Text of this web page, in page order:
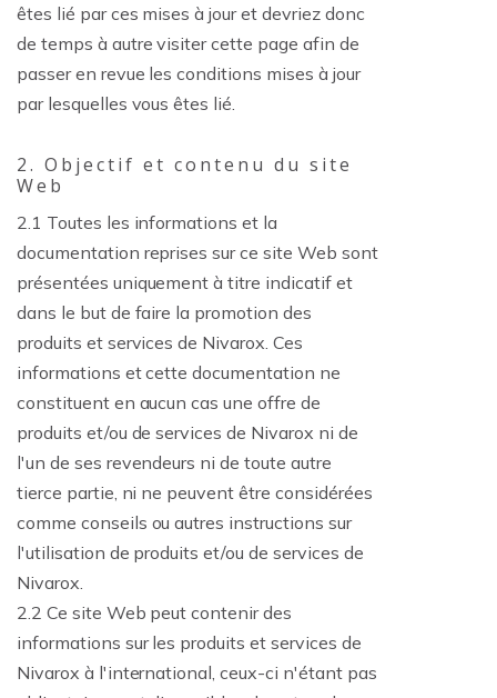
êtes lié par ces mises à jour et devriez donc
de temps à autre visiter cette page afin de
passer en revue les conditions mises à jour
par lesquelles vous êtes lié.
2. Objectif et contenu du site
Web
2.1 Toutes les informations et la
documentation reprises sur ce site Web sont
présentées uniquement à titre indicatif et
dans le but de faire la promotion des
produits et services de Nivarox. Ces
informations et cette documentation ne
constituent en aucun cas une offre de
produits et/ou de services de Nivarox ni de
l'un de ses revendeurs ni de toute autre
tierce partie, ni ne peuvent être considérées
comme conseils ou autres instructions sur
l'utilisation de produits et/ou de services de
Nivarox.
2.2 Ce site Web peut contenir des
informations sur les produits et services de
Nivarox à l'international, ceux-ci n'étant pas